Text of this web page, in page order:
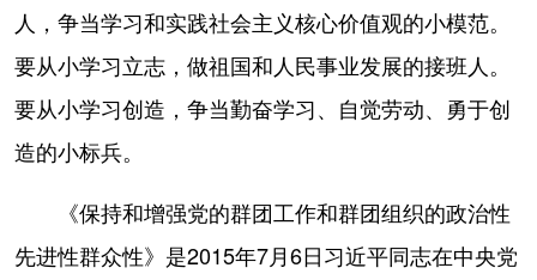
人，争当学习和实践社会主义核心价值观的小模范。
要从小学习立志，做祖国和人民事业发展的接班人。
要从小学习创造，争当勤奋学习、自觉劳动、勇于创
造的小标兵。
《保持和增强党的群团工作和群团组织的政治性
先进性群众性》是2015年7月6日习近平同志在中央党